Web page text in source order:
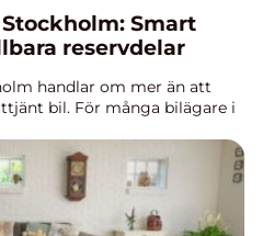
Smart
reservdelar
handlar om mer än att
bil. För många bilägare i